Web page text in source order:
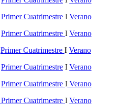
Primer Cuatrimestre I Verano
Primer Cuatrimestre I Verano
Primer Cuatrimestre I Verano
Primer Cuatrimestre I Verano
Primer Cuatrimestre I Verano
Primer Cuatrimestre I Verano